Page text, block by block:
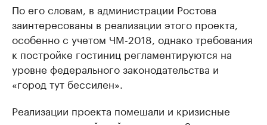
По его словам, в администрации Ростова
заинтересованы в реализации этого проекта,
особенно с учетом ЧМ-2018, однако требования
к постройке гостиниц регламентируются на
уровне федерального законодательства и
«город тут бессилен».
Реализации проекта помешали и кризисные